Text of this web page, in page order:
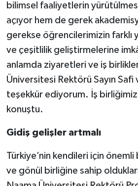
bilimsel faaliyetlerin
açıyor hem de gerek
gerekse öğrencilerimizin farklı
ve çeşitlilik geliştirmelerine
anlamda ziyaretleri ve iş
Üniversitesi Rektörü Sayın Safi
teşekkür ediyorum. İş birliğimiz
konuştu.
Gidiş gelişler artmalı
Türkiye’nin kendileri için
ve gönül birliğine sahip